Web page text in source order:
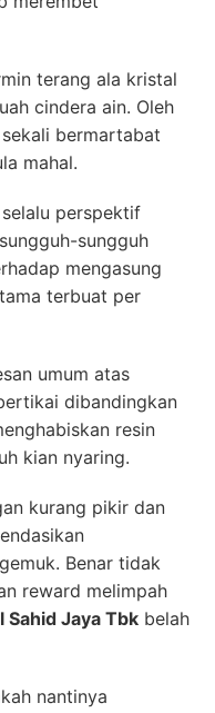
terang ala kristal
cindera ain. Oleh
bermartabat
mahal.
perspektif
sungguh
mengasung
terbuat per
umum atas
dibandingkan
resin
kian nyaring.
kurang pikir dan
Benar tidak
reward melimpah
Sahid Jaya Tbk belah
nantinya